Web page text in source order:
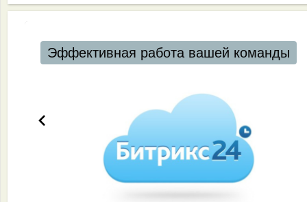
Эффективная работа вашей команды